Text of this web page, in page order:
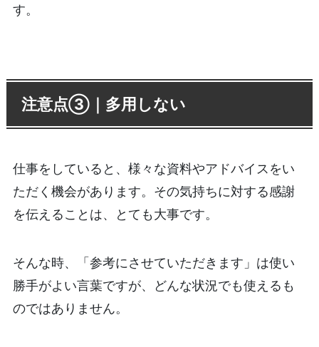
す。
注意点③｜多用しない
仕事をしていると、様々な資料やアドバイスをい
ただく機会があります。その気持ちに対する感謝
を伝えることは、とても大事です。
そんな時、「参考にさせていただきます」は使い
勝手がよい言葉ですが、どんな状況でも使えるも
のではありません。